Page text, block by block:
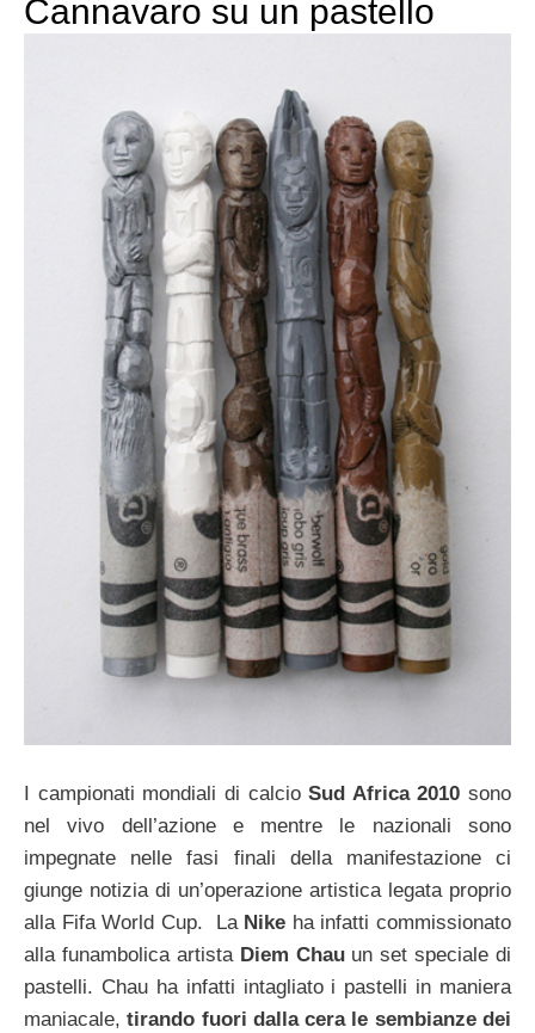
Cannavaro su un pastello
I campionati mondiali di calcioSud Africa 2010 sono
nel vivo dell’azione e mentre le nazionali sono
impegnate nelle fasi finali della manifestazione ci
giunge notizia di un’operazione artistica legata proprio
alla Fifa World Cup. LaNike ha infatti commissionato
alla funambolica artista Diem Chau un set speciale di
pastelli. Chau ha infatti intagliato i pastelli in maniera
maniacale,tirando fuori dalla cera le sembianze dei